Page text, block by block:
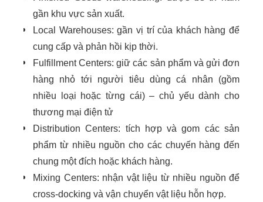
gần khu vực sản xuất.
Local Warehouses: gần vị trí của khách hàng để
cung cấp và phản hồi kịp thời.
Fulfillment Centers: giữ các sản phẩm và gửi đơn
hàng nhỏ tới người tiêu dùng cá nhân (gồm
nhiều loại hoặc từng cái) – chủ yếu dành cho
thương mại điện tử
Distribution Centers: tích hợp và gom các sản
phẩm từ nhiều nguồn cho các chuyến hàng đến
chung một đích hoặc khách hàng.
Mixing Centers: nhận vật liệu từ nhiều nguồn để
cross-docking và vận chuyển vật liệu hỗn hợp.